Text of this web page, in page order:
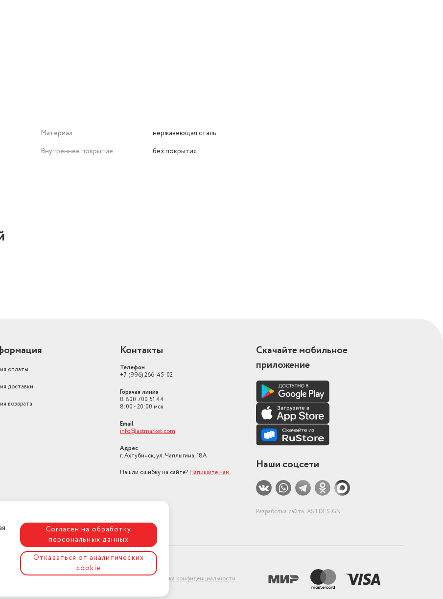
Материал
нержавеющая сталь
Внутреннее покрытие
без покрытия
оплаты
доставки
возврата
Контакты
Телефон
+7 (996) 266-45-02
Горячая линия
8 800 700 51 44
8:00 - 20:00 мск
Email
info@astmarket.com
Адрес
г. Ахтубинск, ул. Чаплыгина, 18А
Нашли ошибку на сайте? Напишите нам.
Скачайте мобильное
приложение
Наши соцсети
Разработка сайта ASTDESIGN
Политика конфиденциальности
Согласен на обработку
персональных данных
Отказаться от аналитических
cookie